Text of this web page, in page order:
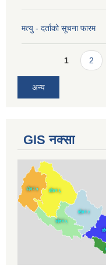
मत्यु - दर्ताको सूचना फारम
Pages1 2
अन्य
GIS नक्सा